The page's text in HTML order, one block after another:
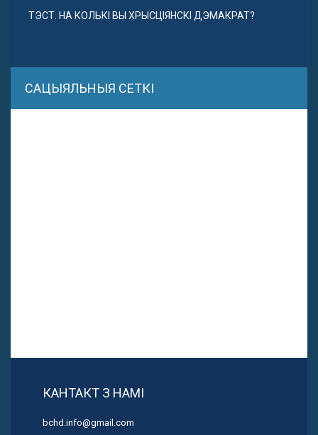
ТЭСТ. НА КОЛЬКІ ВЫ ХРЫСЦІЯНСКІ ДЭМАКРАТ?
САЦЫЯЛЬНЫЯ СЕТКІ
КАНТАКТ З НАМІ
bchd.info@gmail.com